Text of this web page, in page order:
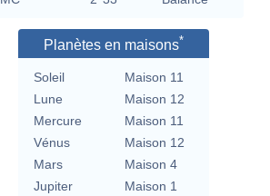
Planètes en maisons*
Soleil
Maison 11
Lune
Maison 12
Mercure
Maison 11
Vénus
Maison 12
Mars
Maison 4
Jupiter
Maison 1